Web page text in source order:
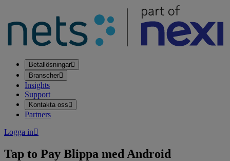
Betallösningar
Branscher
Insights
Support
Kontakta oss
Partners
Logga in
Tap to Pay Blippa med Android